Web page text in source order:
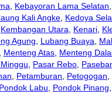
, Kebayoran Lama Selatan,
Kali Angke, Kedoya
Kembangan Utara, Kenari,
Agung, Lubang Buaya,
, Menteng Atas, Menteng
, Pasar Rebo,
, Petamburan, Petogogan,
Pondok Labu, Pondok Pinang,